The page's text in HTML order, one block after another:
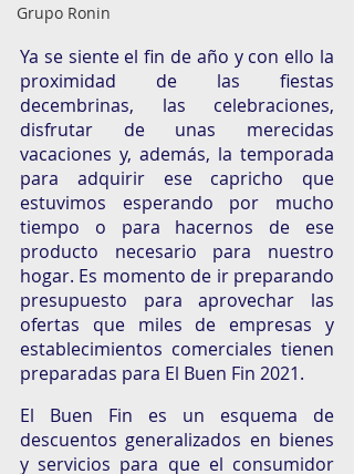
Grupo Ronin
Ya se siente el fin de año y con ello la
proximidad de las fiestas
decembrinas, las celebraciones,
disfrutar de unas merecidas
vacaciones y, además, la temporada
para adquirir ese capricho que
estuvimos esperando por mucho
tiempo o para hacernos de ese
producto necesario para nuestro
hogar. Es momento de ir preparando
presupuesto para aprovechar las
ofertas que miles de empresas y
establecimientos comerciales tienen
preparadas para El Buen Fin 2021.
El Buen Fin es un esquema de
descuentos generalizados en bienes
y servicios para que el consumidor